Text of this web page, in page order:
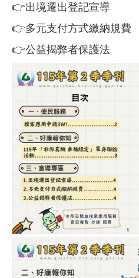
👉出境遷出登記宣導
👉多元支付方式繳納規費
👉公益揭弊者保護法